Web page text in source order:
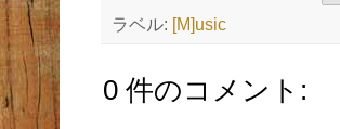
ラベル: [M]usic
0 件のコメント: